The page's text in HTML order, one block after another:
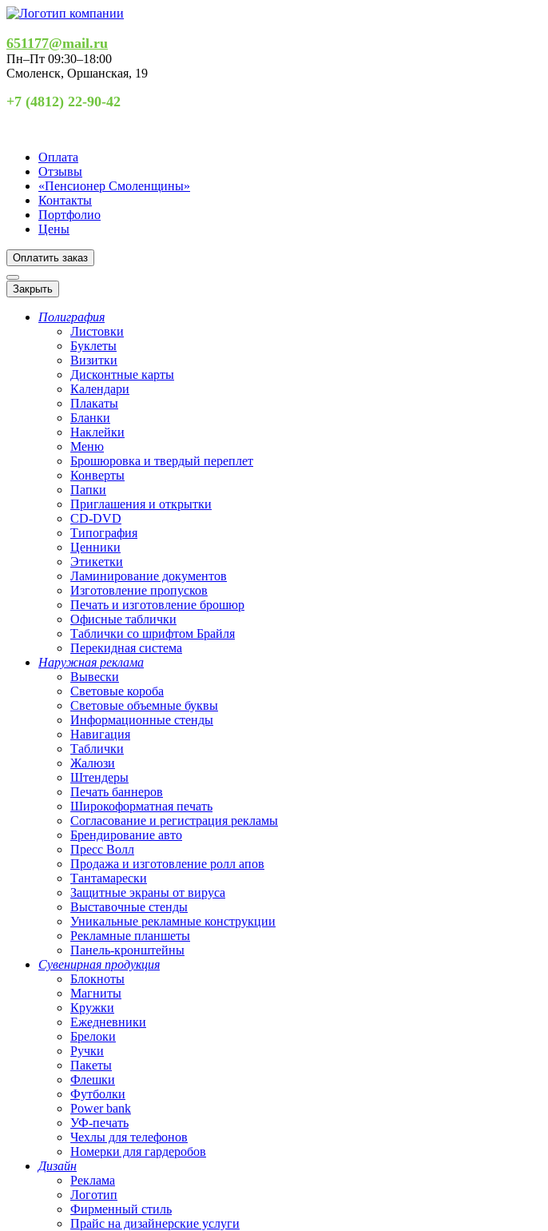
651177@mail.ru
Пн–Пт 09:30–18:00
Смоленск, Оршанская, 19
+7 (4812) 22-90-42
Оплата
Отзывы
«Пенсионер Смоленщины»
Контакты
Портфолио
Цены
Оплатить заказ
Закрыть
Полиграфия
Листовки
Буклеты
Визитки
Дисконтные карты
Календари
Плакаты
Бланки
Наклейки
Меню
Брошюровка и твердый переплет
Конверты
Папки
Приглашения и открытки
CD-DVD
Типография
Ценники
Этикетки
Ламинирование документов
Изготовление пропусков
Печать и изготовление брошюр
Офисные таблички
Таблички со шрифтом Брайля
Перекидная система
Наружная реклама
Вывески
Световые короба
Световые объемные буквы
Информационные стенды
Навигация
Таблички
Жалюзи
Штендеры
Печать баннеров
Широкоформатная печать
Согласование и регистрация рекламы
Брендирование авто
Пресс Волл
Продажа и изготовление ролл апов
Тантамарески
Защитные экраны от вируса
Выставочные стенды
Уникальные рекламные конструкции
Рекламные планшеты
Панель-кронштейны
Сувенирная продукция
Блокноты
Магниты
Кружки
Ежедневники
Брелоки
Ручки
Пакеты
Флешки
Футболки
Power bank
УФ-печать
Чехлы для телефонов
Номерки для гардеробов
Дизайн
Реклама
Логотип
Фирменный стиль
Прайс на дизайнерские услуги